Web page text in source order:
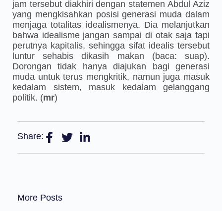
jam tersebut diakhiri dengan statemen Abdul Aziz
yang mengkisahkan posisi generasi muda dalam
menjaga totalitas idealismenya. Dia melanjutkan
bahwa idealisme jangan sampai di otak saja tapi
perutnya kapitalis, sehingga sifat idealis tersebut
luntur sehabis dikasih makan (baca: suap).
Dorongan tidak hanya diajukan bagi generasi
muda untuk terus mengkritik, namun juga masuk
kedalam sistem, masuk kedalam gelanggang
politik. (mr)
Share:
More Posts